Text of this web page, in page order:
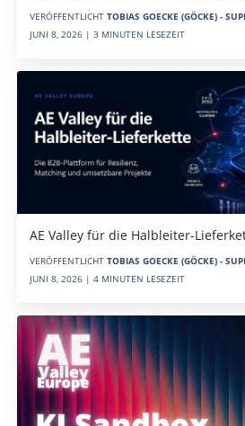
VERÖFFENTLICHT TOBIAS GOECKE (GÖCKE) -
JUNI 8, 2026 | 3 MINUTEN LESEZEIT
AE Valley für die Halbleiter-
VERÖFFENTLICHT TOBIAS GOECKE (GÖCKE) -
JUNI 8, 2026 | 4 MINUTEN LESEZEIT